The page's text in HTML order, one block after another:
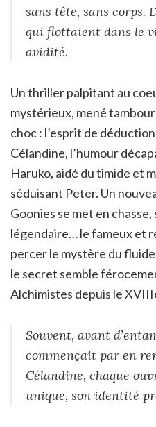
sans tête, sans corps.
qui flottaient dans le
avidité.
Un thriller palpitant au
mystérieux, mené
choc : l’esprit de
Célandine, l’humour
Haruko, aidé du timide et
séduisant Peter. Un
Goonies se met en
légendaire… le fameux et
percer le mystère du
le secret semble
Alchimistes depuis le
Souvent, avant
commençait par en
Célandine, chaque
unique, son identité